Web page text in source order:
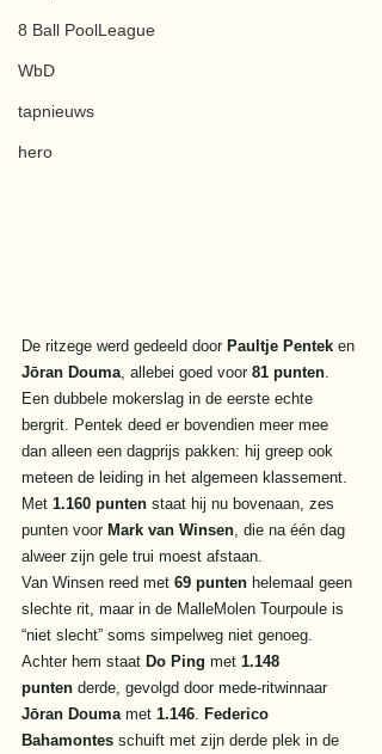
8 Ball PoolLeague
WbD
tapnieuws
hero
De ritzege werd gedeeld door Paultje Pentek en
Jōran Douma , allebei goed voor 81 punten
Een dubbele mokerslag in de eerste echte
bergrit. Pentek deed er bovendien meer mee
dan alleen een dagprijs pakken: hij greep ook
meteen de leiding in het algemeen klassement.
Met 1.160 punten staat hij nu bovenaan, zes
punten voor Mark van Winsen , die na één dag
alweer zijn gele trui moest afstaan.
Van Winsen reed met 69 punten helemaal geen
slechte rit, maar in de MalleMolen Tourpoule is
“niet slecht” soms simpelweg niet genoeg.
Achter hem staat Do Ping met 1.148
punten derde, gevolgd door mede-ritwinnaar
Jōran Douma met 1.146
Federico
Bahamontes schuift met zijn derde plek in de